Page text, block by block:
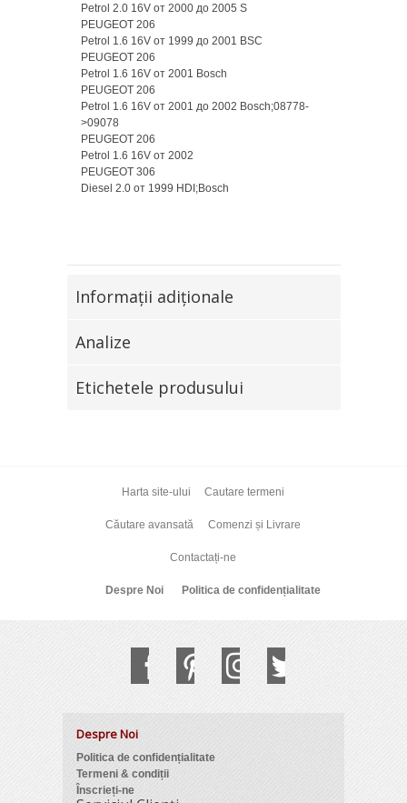
Petrol 2.0 16V от 2000 до 2005 S
PEUGEOT 206
Petrol 1.6 16V от 1999 до 2001 BSC
PEUGEOT 206
Petrol 1.6 16V от 2001 Bosch
PEUGEOT 206
Petrol 1.6 16V от 2001 до 2002 Bosch;08778-
>09078
PEUGEOT 206
Petrol 1.6 16V от 2002
PEUGEOT 306
Diesel 2.0 от 1999 HDI;Bosch
Informaţii adiţionale
Analize
Etichetele produsului
Harta site-ului Cautare termeni
Căutare avansată Comenzi și Livrare
Contactați-ne
Despre Noi Politica de confidențialitate
Despre Noi
Politica de confidențialitate
Termeni & condiții
Înscrieți-ne